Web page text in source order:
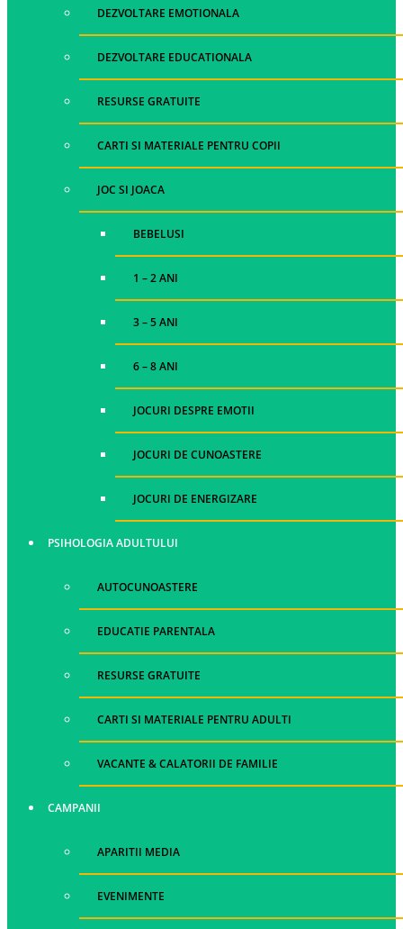
DEZVOLTARE EMOTIONALA
DEZVOLTARE EDUCATIONALA
RESURSE GRATUITE
CARTI SI MATERIALE PENTRU COPII
JOC SI JOACA
BEBELUSI
1 – 2 ANI
3 – 5 ANI
6 – 8 ANI
JOCURI DESPRE EMOTII
JOCURI DE CUNOASTERE
JOCURI DE ENERGIZARE
PSIHOLOGIA ADULTULUI
AUTOCUNOASTERE
EDUCATIE PARENTALA
RESURSE GRATUITE
CARTI SI MATERIALE PENTRU ADULTI
VACANTE & CALATORII DE FAMILIE
CAMPANII
APARITII MEDIA
EVENIMENTE